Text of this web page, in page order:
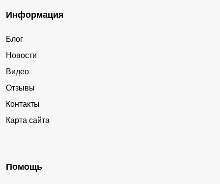
Информация
Блог
Новости
Видео
Отзывы
Контакты
Карта сайта
Помощь